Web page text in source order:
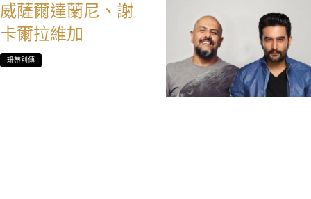
威薩爾達蘭尼、謝
卡爾拉維加
珊蒂別傳